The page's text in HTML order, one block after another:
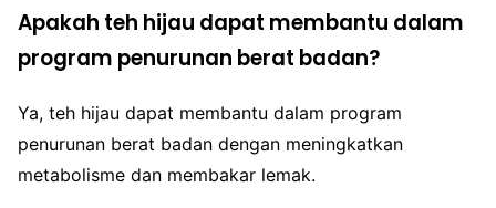
Apakah teh hijau dapat membantu dalam
program penurunan berat badan?
Ya, teh hijau dapat membantu dalam program
penurunan berat badan dengan meningkatkan
metabolisme dan membakar lemak.